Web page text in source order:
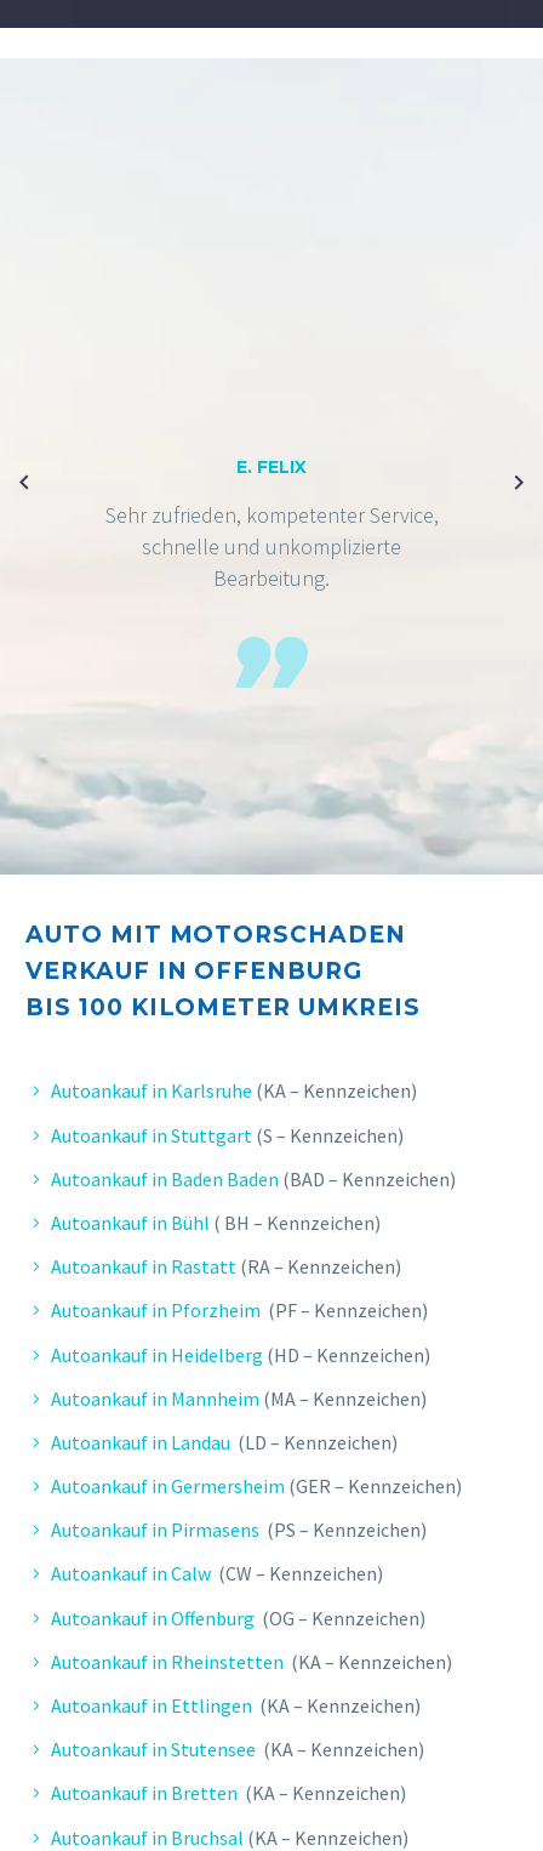
E. FELIX
Sehr zufrieden, kompetenter Service,
schnelle und unkomplizierte
Bearbeitung.
AUTO MIT MOTORSCHADEN
VERKAUF IN OFFENBURG
BIS 100 KILOMETER UMKREIS
Autoankauf in Karlsruhe (KA – Kennzeichen)
Autoankauf in Stuttgart (S – Kennzeichen)
Autoankauf in Baden Baden (BAD – Kennzeichen)
Autoankauf in Bühl ( BH – Kennzeichen)
Autoankauf in Rastatt (RA – Kennzeichen)
Autoankauf in Pforzheim (PF – Kennzeichen)
Autoankauf in Heidelberg (HD – Kennzeichen)
Autoankauf in Mannheim (MA – Kennzeichen)
Autoankauf in Landau (LD – Kennzeichen)
Autoankauf in Germersheim (GER – Kennzeichen)
Autoankauf in Pirmasens (PS – Kennzeichen)
Autoankauf in Calw (CW – Kennzeichen)
Autoankauf in Offenburg (OG – Kennzeichen)
Autoankauf in Rheinstetten (KA – Kennzeichen)
Autoankauf in Ettlingen (KA – Kennzeichen)
Autoankauf in Stutensee (KA – Kennzeichen)
Autoankauf in Bretten (KA – Kennzeichen)
Autoankauf in Bruchsal (KA – Kennzeichen)